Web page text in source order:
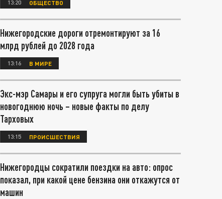
13:20 ОБЩЕСТВО
Нижегородские дороги отремонтируют за 16
млрд рублей до 2028 года
13:16 В МИРЕ
Экс-мэр Самары и его супруга могли быть убиты в
новогоднюю ночь – новые факты по делу
Тарховых
13:15 ПРОИСШЕСТВИЯ
Нижегородцы сократили поездки на авто: опрос
показал, при какой цене бензина они откажутся от
машин